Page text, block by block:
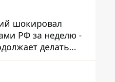
шокировал
РФ за неделю -
делать
баллистический